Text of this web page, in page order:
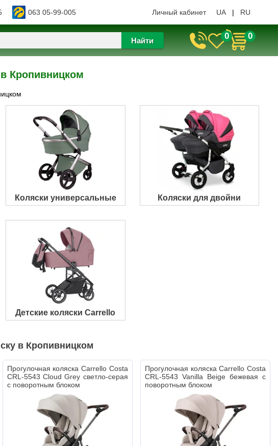
063 05-99-005 Личный кабинет UA | RU
Найти 0 0
Кропивницком
Коляски универсальные Коляски для двойни
Детские коляски Carrello
в Кропивницком
Прогулочная коляска Carrello Costa
CRL-5543 Cloud Grey светло-серая
с поворотным блоком
Прогулочная коляска Carrello Costa
CRL-5543 Vanilla Beige бежевая с
поворотным блоком